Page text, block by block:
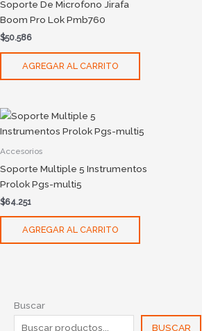
Buscar
BUSCAR
Soporte De Microfono Jirafa
Boom Pro Lok Pmb760
$50.586
AGREGAR AL CARRITO
Accesorios
Soporte Multiple 5 Instrumentos
Prolok Pgs-multi5
$64.251
AGREGAR AL CARRITO